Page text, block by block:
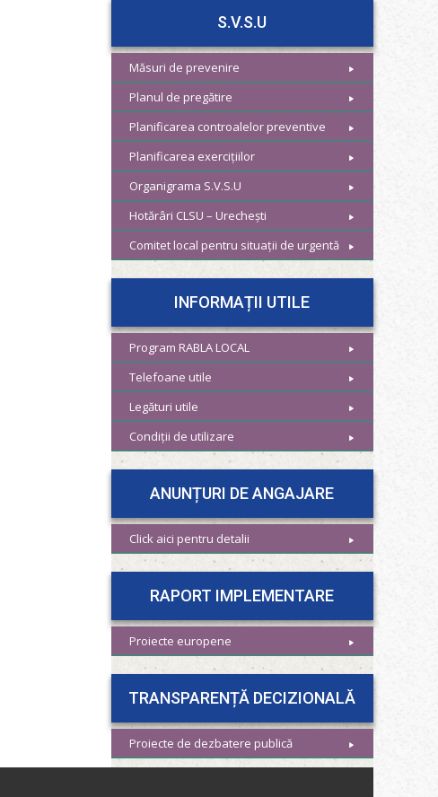
S.V.S.U
Măsuri de prevenire
Planul de pregătire
Planificarea controalelor preventive
Planificarea exercițiilor
Organigrama S.V.S.U
Hotărâri CLSU – Urechești
Comitet local pentru situații de urgentă
INFORMAȚII UTILE
Program RABLA LOCAL
Telefoane utile
Legături utile
Condiții de utilizare
ANUNȚURI DE ANGAJARE
Click aici pentru detalii
RAPORT IMPLEMENTARE
Proiecte europene
TRANSPARENȚĂ DECIZIONALĂ
Proiecte de dezbatere publică